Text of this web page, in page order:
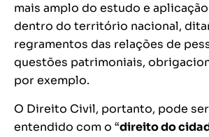
mais amplo do estudo e
dentro do território nacional,
regramentos das relações de
questões patrimoniais,
por exemplo.
O Direito Civil, portanto, pode
entendido com o “direito do